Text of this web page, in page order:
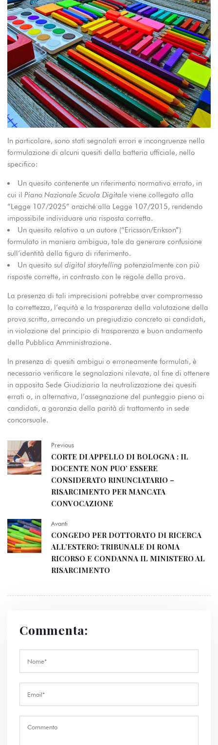
In particolare, sono stati segnalati errori e incongruenze nella
formulazione di alcuni quesiti della batteria ufficiale, nello
specifico:
Un quesito contenente un riferimento normativo errato, in
cui il Piano Nazionale Scuola Digitale viene collegato alla
“Legge 107/2025” anziché alla Legge 107/2015, rendendo
impossibile individuare una risposta corretta.
Un quesito relativo a un autore (“Ericsson/Erikson”)
formulato in maniera ambigua, tale da generare confusione
sull’identità della figura di riferimento.
Un quesito sul digital storytelling potenzialmente con più
risposte corrette, in contrasto con le regole della prova.
La presenza di tali imprecisioni potrebbe aver compromesso
la correttezza, l’equità e la trasparenza della valutazione della
prova scritta, arrecando un pregiudizio concreto ai candidati,
in violazione del principio di trasparenza e buon andamento
della Pubblica Amministrazione.
In presenza di quesiti ambigui o erroneamente formulati, è
necessario verificare le segnalazioni rilevate, al fine di ottenere
in apposita Sede Giudiziaria la neutralizzazione dei quesiti
errati o, in alternativa, l’assegnazione del punteggio pieno ai
candidati, a garanzia della parità di trattamento in sede
concorsuale.
Previous
CORTE DI APPELLO DI BOLOGNA : IL
DOCENTE NON PUO’ ESSERE
CONSIDERATO RINUNCIATARIO –
RISARCIMENTO PER MANCATA
CONVOCAZIONE
Avanti
CONGEDO PER DOTTORATO DI RICERCA
ALL’ESTERO: TRIBUNALE DI ROMA
RICORSO E CONDANNA IL MINISTERO AL
RISARCIMENTO
Commenta: